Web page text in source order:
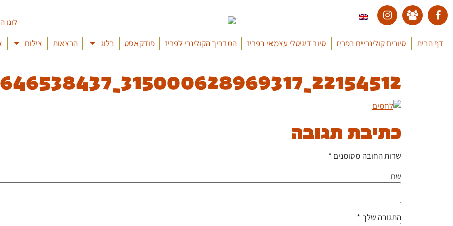
דף הבית סיורים קולינריים בפריז סיור דיגיטלי עצמאי בפריז המדריך הקולינרי לפריז פודקאסט בלוג הרצאות צילום
22154512_315000628969317_4068307203646538437_n
כתיבת תגובה
שדות החובה מסומנים *
שם
התגובה שלך *